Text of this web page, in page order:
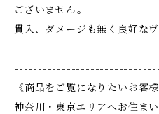
ございません。
貫入、ダメージも無く良好なヴ
《商品をご覧になりたいお客様
神奈川・東京エリアへお住まい